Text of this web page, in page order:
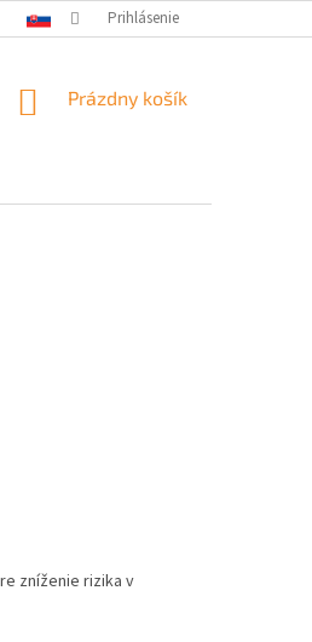
Prihlásenie
NÁKUPNÝ
Prázdny košík
zníženie rizika v